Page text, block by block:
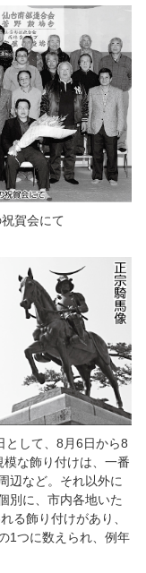
賀会にて
として、8月6日から8
な飾り付けは、一番
辺など。それ以外に
別に、市内各地いた
る飾り付けがあり、
1つに数えられ、例年